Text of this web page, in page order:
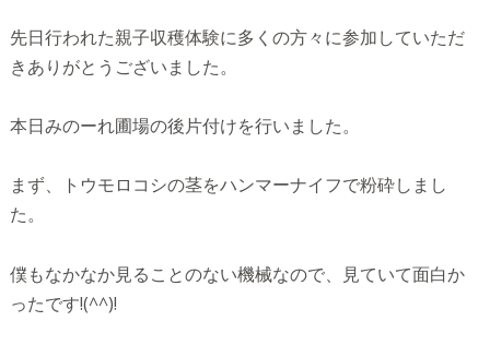
先日行われた親子収穫体験に多くの方々に参加していただ
きありがとうございました。
本日みのーれ圃場の後片付けを行いました。
まず、トウモロコシの茎をハンマーナイフで粉砕しまし
た。
僕もなかなか見ることのない機械なので、見ていて面白か
ったです!(^^)!